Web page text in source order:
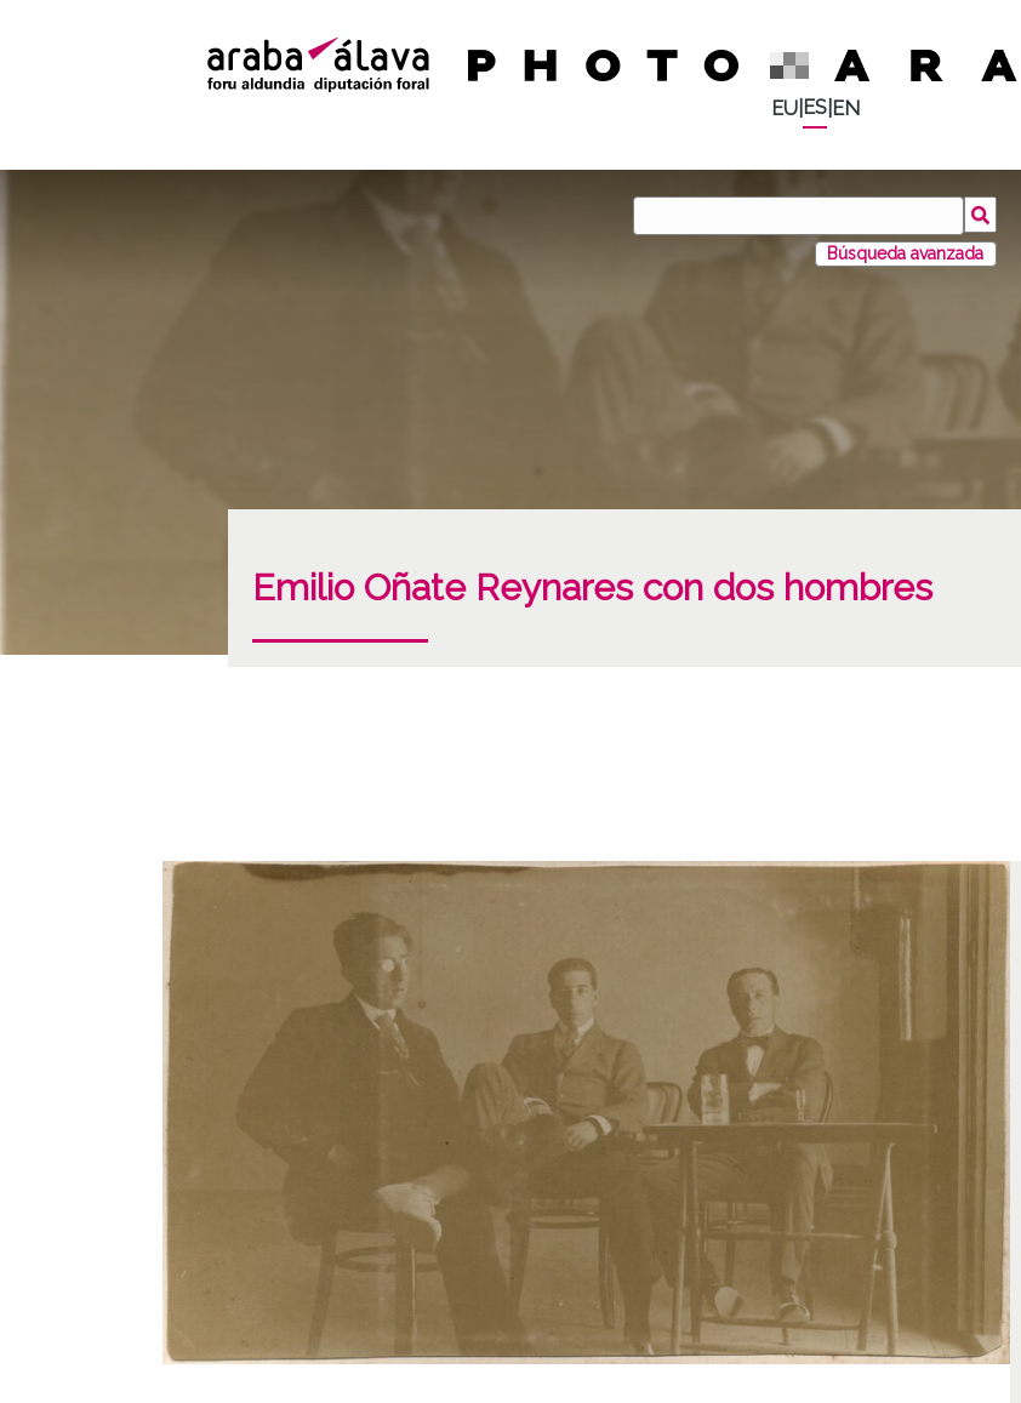
EU| ES| EN
Búsqueda avanzada
Emilio Oñate Reynares con dos hombres